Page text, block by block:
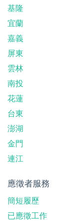
基隆
宜蘭
嘉義
屏東
雲林
南投
花蓮
台東
澎湖
金門
連江
應徵者服務
簡短履歷
已應徵工作